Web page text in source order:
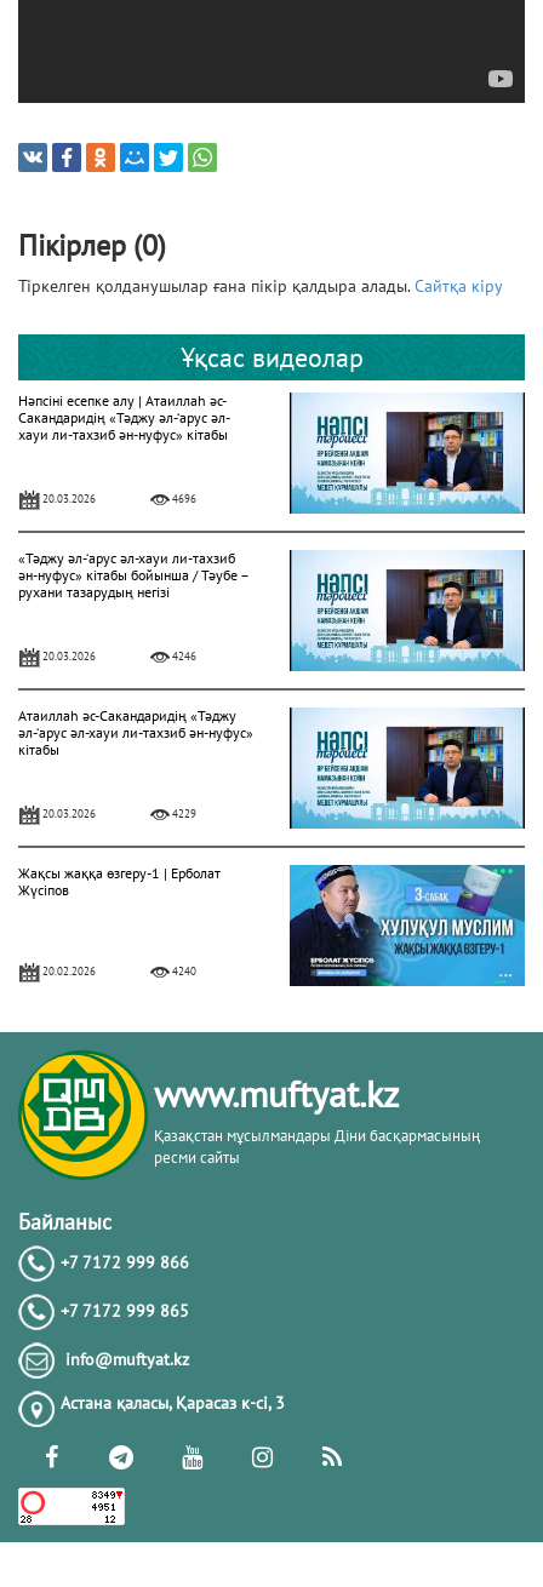
Пікірлер (0)
Тіркелген қолданушылар ғана пікір қалдыра алады.Сайтқа кіру
Ұқсас видеолар
Нәпсіні есепке алу | Атаиллаһ әс-
Сакандаридің «Тәджу әл-‘арус әл-
хауи ли-тахзиб ән-нуфус» кітабы
20.03.2026 4696
«Тәджу әл-‘арус әл-хауи ли-тахзиб
ән-нуфус» кітабы бойынша / Тәубе –
рухани тазарудың негізі
20.03.2026 4246
Атаиллаһ әс-Сакандаридің «Тәджу
әл-‘арус әл-хауи ли-тахзиб ән-нуфус»
кітабы
20.03.2026 4229
Жақсы жаққа өзгеру-1 | Ерболат
Жүсіпов
20.02.2026 4240
Жүрек сырлары 2-дәріс. Тәубе
тақырыбы. Әр-рисала әл-Қушайрия
кітабы негізінде
20.02.2026
20.02.2026
РАМАЗАН – РАХЫМ, КЕШІРІМ ЖӘНЕ
ТОЗАҚТАН ҚҰТЫЛУ АЙЫ
19.02.2026 7443
РАМАЗАН ҚАРСАҢЫНДАҒЫ
www.muftyat.kz
Қазақстан мұсылмандары Діни басқармасының
ресми сайты
Байланыс
+7 7172 999 866
+7 7172 999 865
info@muftyat.kz
Астана қаласы, Қарасаз к-сi, 3